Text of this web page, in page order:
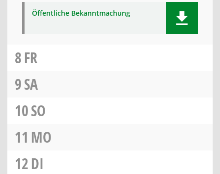
Öffentliche Bekanntmachung
8FR
9SA
10SO
11 MO
12DI